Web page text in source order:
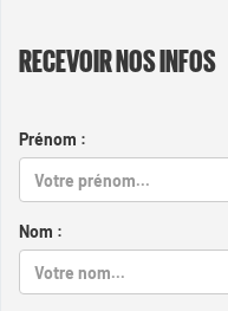
RECEVOIR NOS INFOS
Prénom :
Nom :